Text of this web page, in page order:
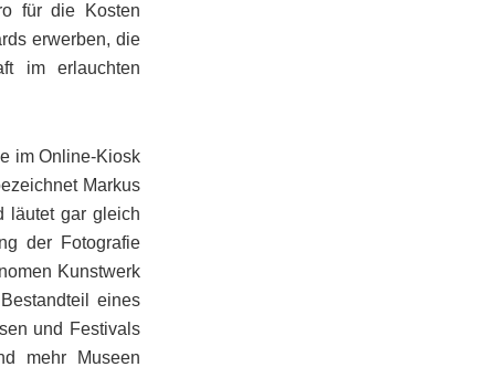
für die Kosten
erwerben, die
im erlauchten
im Online-Kiosk
Markus
läutet gar gleich
der Fotografie
Kunstwerk
eines
und Festivals
mehr Museen